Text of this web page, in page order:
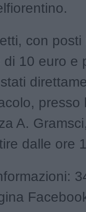
con
di 10 euro e
presso
A.
dalle ore